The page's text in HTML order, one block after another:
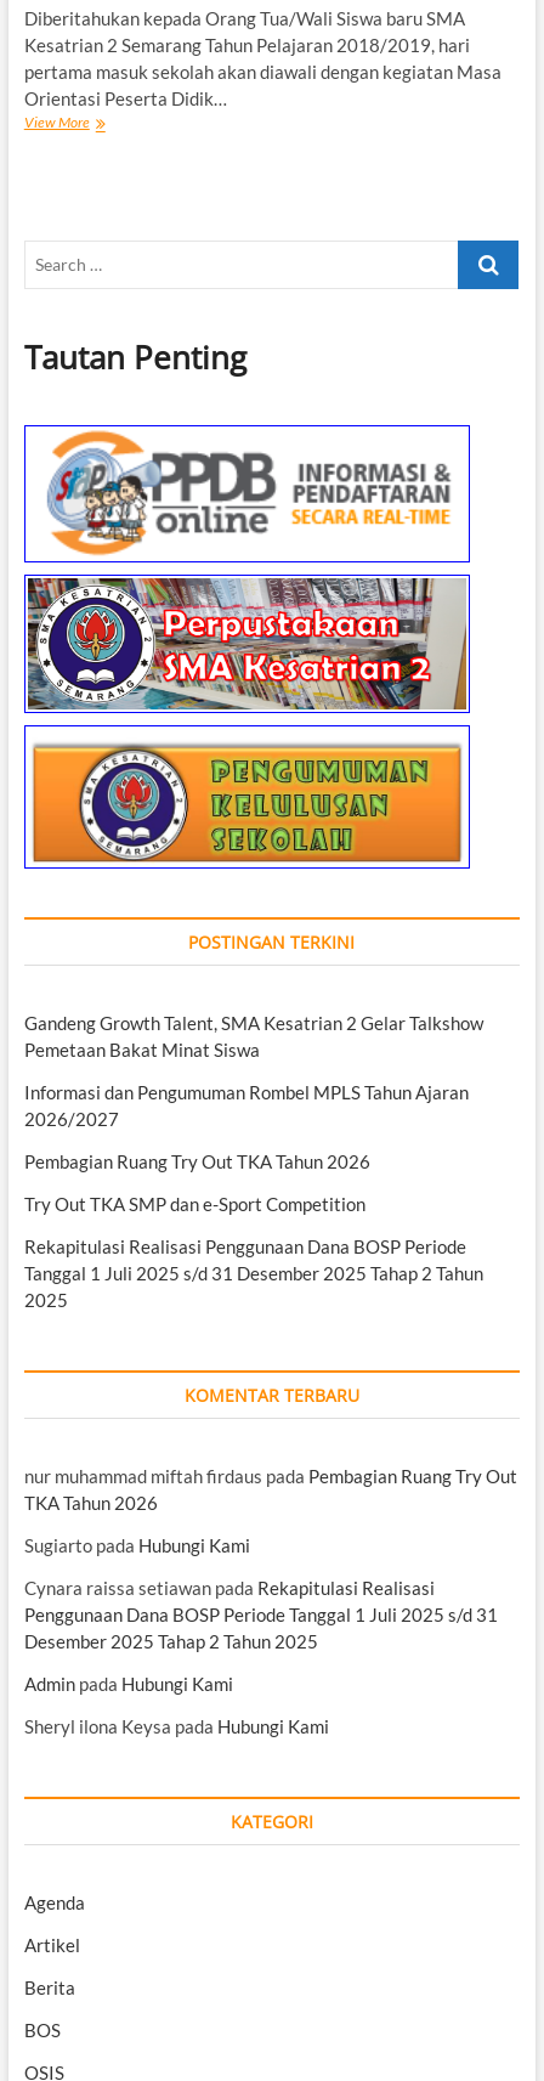
Diberitahukan kepada Orang Tua/Wali Siswa baru SMA
Kesatrian 2 Semarang Tahun Pelajaran 2018/2019, hari
pertama masuk sekolah akan diawali dengan kegiatan Masa
Orientasi Peserta Didik…
View MorePemberitahuan
2018
Search
Tautan Penting
POSTINGAN TERKINI
Gandeng Growth Talent, SMA Kesatrian 2 Gelar Talkshow
Pemetaan Bakat Minat Siswa
Informasi dan Pengumuman Rombel MPLS Tahun Ajaran
2026/2027
Pembagian Ruang Try Out TKA Tahun 2026
Try Out TKA SMP dan e-Sport Competition
Rekapitulasi Realisasi Penggunaan Dana BOSP Periode
Tanggal 1 Juli 2025 s/d 31 Desember 2025 Tahap 2 Tahun
2025
KOMENTAR TERBARU
nur muhammad miftah firdaus pada Pembagian Ruang Try Out
TKA Tahun 2026
Sugiartopada Hubungi Kami
Cynara raissa setiawanpada Rekapitulasi Realisasi
Penggunaan Dana BOSP Periode Tanggal 1 Juli 2025 s/d 31
Desember 2025 Tahap 2 Tahun 2025
Adminpada Hubungi Kami
Sheryl ilona Keysa pada Hubungi Kami
KATEGORI
Agenda
Artikel
Berita
BOS
OSIS